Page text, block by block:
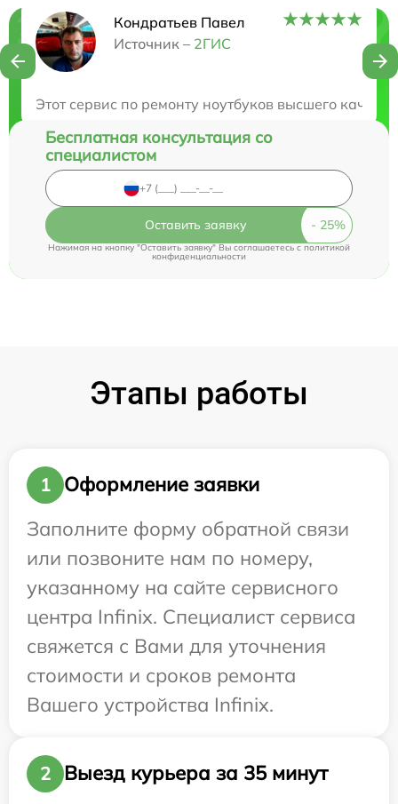
Кондратьев Павел
Источник – 2ГИС
Этот сервис по ремонту ноутбуков высшего
Нужна консультация?
Бесплатная консультация со
специалистом
Оставить заявку
Нажимая на кнопку "Оставить заявку" Вы соглашаетесь cполитикой
конфиденциальности
Этапы работы
1
Оформление заявки
Заполните форму обратной связи
или позвоните нам по номеру,
указанному на сайте сервисного
центра Infinix. Специалист сервиса
свяжется с Вами для уточнения
стоимости и сроков ремонта
Вашего устройства Infinix.
2 Выезд курьера за 35 минут